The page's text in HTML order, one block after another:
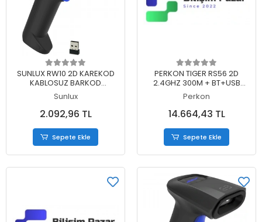
Sepete Ekle
SUNLUX RW10 2D KAREKOD
KABLOSUZ BARKOD
OKUYUCU + WIFI USB
DONGLE
Sunlux
2.092,96 TL
Sepete Ekle
Sepete Ekle
PERKON TIGER RS56 2D
2.4GHZ 300M + BT+USB
KABLOSUZ ULTRA DAYANIKLI
IP67 ENDÜSTRİYEL BARKOD
OKUYUCU + CRADLE
Perkon
14.664,43 TL
Sepete Ekle